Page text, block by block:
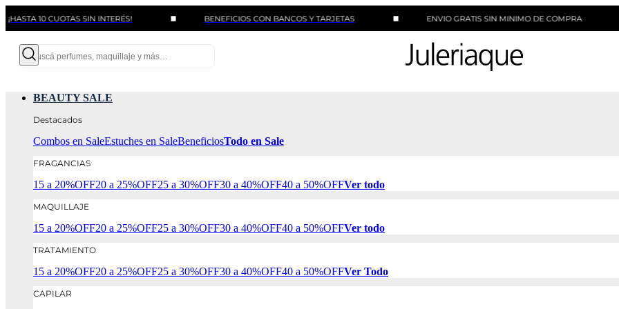
10 CUOTAS SIN INTERÉS! BENEFICIOS CON BANCOS Y TARJETAS ENVIO GRATIS SIN MINIMO DE COMPRA
BEAUTY SALE
Destacados
Combos en SaleEstuches en SaleBeneficiosTodo en Sale
FRAGANCIAS
15 a 20%OFF20 a 25%OFF25 a 30%OFF30 a 40%OFF40 a 50%OFFVer todo
MAQUILLAJE
15 a 20%OFF20 a 25%OFF25 a 30%OFF30 a 40%OFF40 a 50%OFFVer todo
TRATAMIENTO
15 a 20%OFF20 a 25%OFF25 a 30%OFF30 a 40%OFF40 a 50%OFFVer Todo
CAPILAR